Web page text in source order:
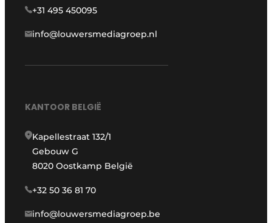
+31 495 450095
info@louwersmediagroep.nl
KANTOOR BELGIË
Kapellestraat 132/1
Gebouw G
8020 Oostkamp België
+32 50 36 81 70
info@louwersmediagroep.be